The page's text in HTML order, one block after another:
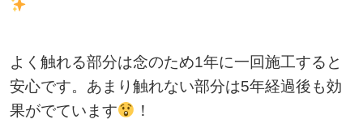
よく触れる部分は念のため1年に一回施工すると
安心です。あまり触れない部分は5年経過後も効
果がでています
！